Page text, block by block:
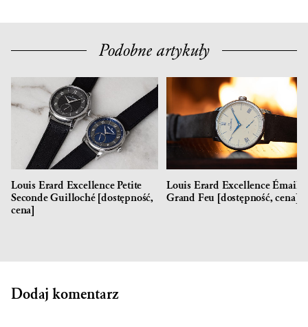
Podobne artykuły
Louis Erard Excellence Petite
Seconde Guilloché [dostępność,
cena]
Louis Erard Excellence Émail
Grand Feu [dostępność, cena]
Dodaj komentarz